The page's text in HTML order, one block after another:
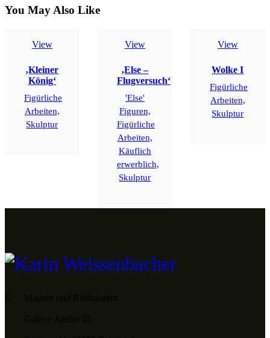
You May Also Like
View
‚Kleiner
König‘
Figürliche
Arbeiten,
Skulptur
View
‚Else –
Flugversuch‘
'Else'
Figuren,
Figürliche
Arbeiten,
Käuflich
erwerblich,
Skulptur
View
Wolke I
Figürliche
Arbeiten,
Skulptur